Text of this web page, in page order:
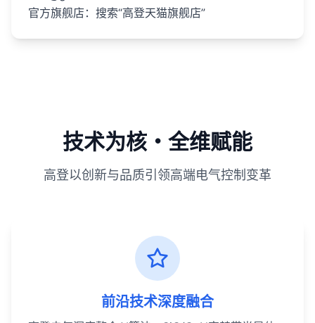
官方旗舰店：搜索“高登天猫旗舰店”
技术为核・全维赋能
高登以创新与品质引领高端电气控制变革
前沿技术深度融合